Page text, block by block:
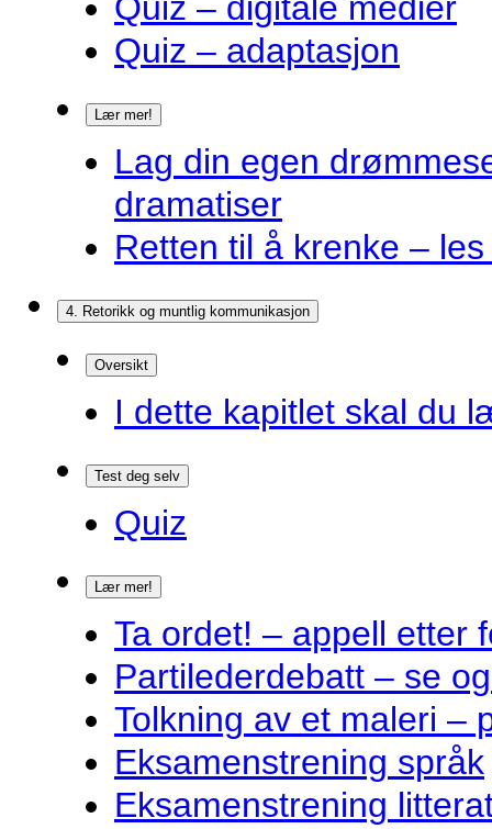
Quiz – adaptasjon
Lær mer!
Lag din egen
dramatiser
Retten til å krenke –
4. Retorikk og muntlig kommunikasjon
Oversikt
I dette kapitlet skal du
Test deg selv
Quiz
Lær mer!
Ta ordet! – appell etter
Partilederdebatt – se
Tolkning av et maleri –
Eksamenstrening språk
Eksamenstrening